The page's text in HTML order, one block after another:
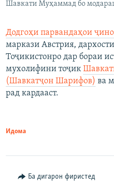
Шавкати Муҳаммад бо
Додгоҳи парвандаҳои
маркази Австрия,
Тоҷикистонро дар бораи
мухолифини тоҷик
(Шавкатҷон Шарифов) ва
рад кардааст.
Идома
Ба дигарон фиристед